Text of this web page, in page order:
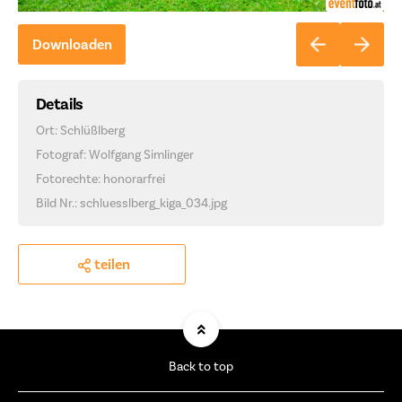
Downloaden
Details
Ort: Schlüßlberg
Fotograf: Wolfgang Simlinger
Fotorechte: honorarfrei
Bild Nr.: schluesslberg_kiga_034.jpg
teilen
Back to top